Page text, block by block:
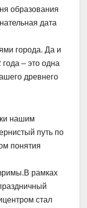
образования
дата
города. Да и
– это одна
древнего
нашим
путь по
понятия
рамках
стал